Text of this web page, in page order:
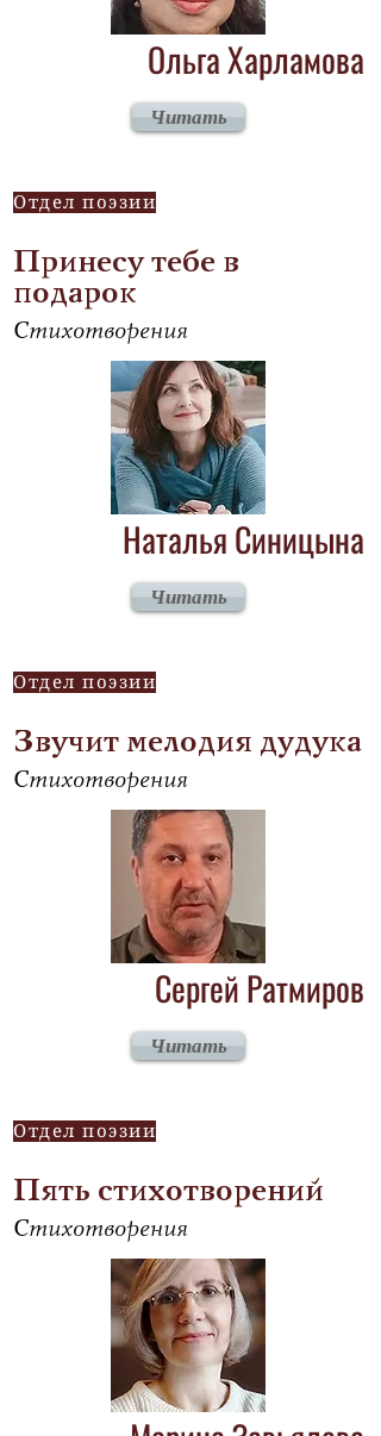
Ольга Харламова
Читать
Отдел поэзии
Принесу тебе в
подарок
Стихотворения
Наталья Синицына
Читать
Отдел поэзии
Звучит мелодия дудука
Стихотворения
Сергей Ратмиров
Читать
Отдел поэзии
Пять стихотворений
Стихотворения